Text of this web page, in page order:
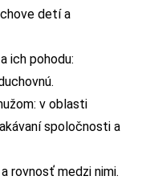
detí a
ich pohodu:
v oblasti
spoločnosti a
rovnosť medzi nimi.